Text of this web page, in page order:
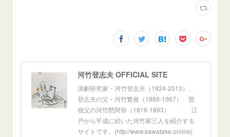
河竹登志夫 OFFICIAL SITE
演劇研究家・河竹登志夫（1924-2013）、
登志夫の父・河竹繁俊（1889-1967）、曽
祖父の河竹黙阿弥（1816-1893） 江
戸から平成に続いた河竹家三人を紹介する
サイトです。(http//www.kawatake.online)